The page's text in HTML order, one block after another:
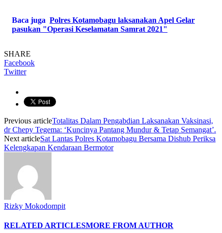
Baca juga Polres Kotamobagu laksanakan Apel Gelar
pasukan "Operasi Keselamatan Samrat 2021"
SHARE
Facebook
Twitter
Previous articleTotalitas Dalam Pengabdian Laksanakan Vaksinasi,
dr Chepy Tegema: ‘Kuncinya Pantang Mundur & Tetap Semangat’.
Next articleSat Lantas Polres Kotamobagu Bersama Dishub Periksa
Kelengkapan Kendaraan Bermotor
Rizky Mokodompit
RELATED ARTICLESMORE FROM AUTHOR